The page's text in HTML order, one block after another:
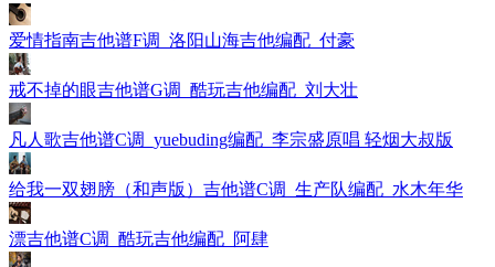
爱情指南吉他谱F调_洛阳山海吉他编配_付豪
戒不掉的眼吉他谱G调_酷玩吉他编配_刘大壮
凡人歌吉他谱C调_yuebuding编配_李宗盛原唱 轻烟大叔版
给我一双翅膀（和声版）吉他谱C调_生产队编配_水木年华
漂吉他谱C调_酷玩吉他编配_阿肆